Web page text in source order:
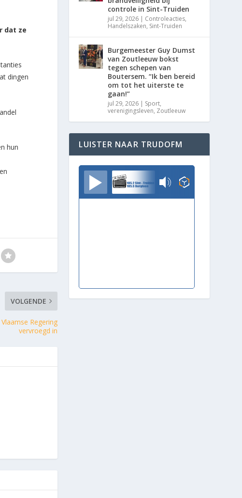
dat ze
dingen
hun
VOLGENDE
Regering
vervroegd in
controle in Sint-Truiden
jul 29, 2026 | Controleacties,
Handelszaken, Sint-Truiden
Burgemeester Guy Dumst
van Zoutleeuw bokst
tegen schepen van
Boutersem. “Ik ben bereid
om tot het uiterste te
gaan!”
jul 29, 2026 | Sport,
verenigingsleven, Zoutleeuw
LUISTER NAAR TRUDOFM
TrudoFM